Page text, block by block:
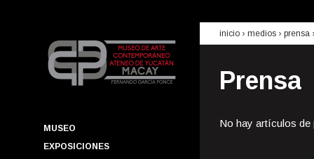
MUSEO
EXPOSICIONES
inicio › medios › prensa
Prensa
No hay artículos de